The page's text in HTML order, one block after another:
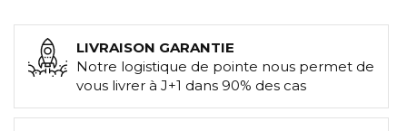
LIVRAISON GARANTIE
Notre logistique de pointe nous permet de
vous livrer à J+1 dans 90% des cas